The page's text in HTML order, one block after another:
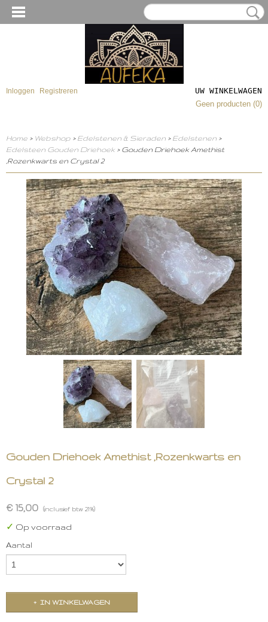
Inloggen Registreren
UW WINKELWAGEN
Geen producten (0)
Home > Webshop > Edelstenen & Sieraden > Edelstenen >
Edelsteen Gouden Driehoek > Gouden Driehoek Amethist
,Rozenkwarts en Crystal 2
Gouden Driehoek Amethist ,Rozenkwarts en
Crystal 2
€ 15,00 (inclusief btw 21%)
✓ Op voorraad
Aantal
IN WINKELWAGEN